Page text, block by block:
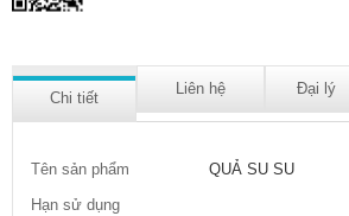
Chi tiết
Liên hệ Đại lý
Tên sản phẩm
QUẢ SU SU
Hạn sử dụng